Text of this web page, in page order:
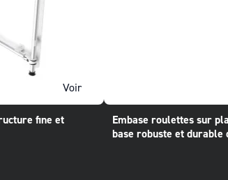
Voir
fine et
Embase roulettes sur
base robuste et